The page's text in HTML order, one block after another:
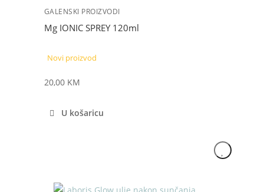
GALENSKI PROIZVODI
Mg IONIC SPREY 120ml
Novi proizvod
20,00 KM
U košaricu